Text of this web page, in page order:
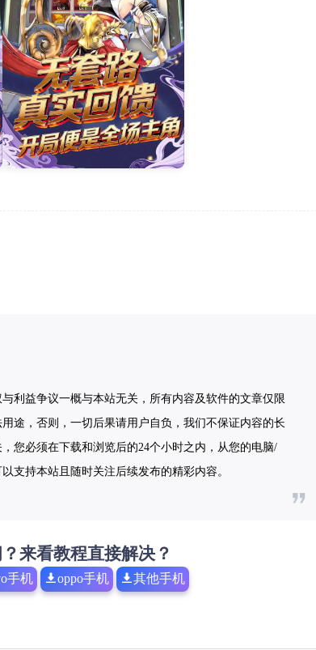
利益争议一概与本站无关，所有内容及软件的文章仅限
途，否则，一切后果请用户自负，我们不保证内容的长
您必须在下载和浏览后的24个小时之内，从您的电脑/
支持本站且随时关注后续发布的精彩内容。
来看教程直接解决？
手机 oppo手机 其他手机